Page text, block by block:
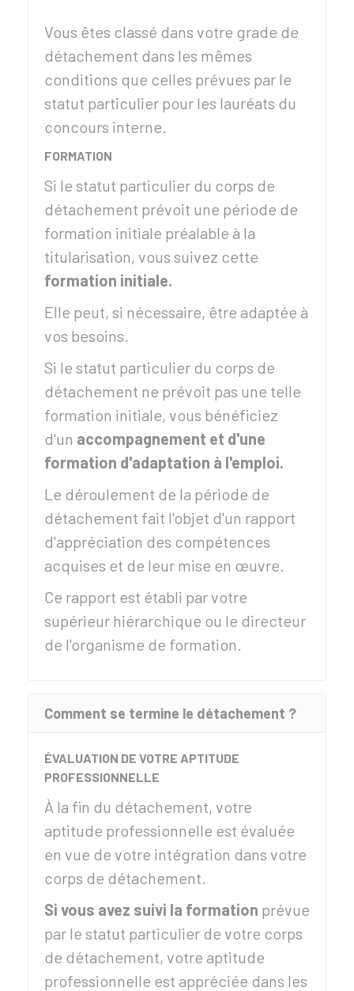
Vous êtes classé dans votre grade de
détachement dans les mêmes
conditions que celles prévues par le
statut particulier pour les lauréats du
concours interne.
FORMATION
Si le statut particulier du corps de
détachement prévoit une période de
formation initiale préalable à la
titularisation, vous suivez cette
formation initiale.
Elle peut, si nécessaire, être adaptée à
vos besoins.
Si le statut particulier du corps de
détachement ne prévoit pas une telle
formation initiale, vous bénéficiez
d'un accompagnement et d'une
formation d'adaptation à l'emploi.
Le déroulement de la période de
détachement fait l'objet d'un rapport
d'appréciation des compétences
acquises et de leur mise en œuvre.
Ce rapport est établi par votre
supérieur hiérarchique ou le directeur
de l'organisme de formation.
Comment se termine le détachement ?
ÉVALUATION DE VOTRE APTITUDE
PROFESSIONNELLE
À la fin du détachement, votre
aptitude professionnelle est évaluée
en vue de votre intégration dans votre
corps de détachement.
Si vous avez suivi la formation prévue
par le statut particulier de votre corps
de détachement, votre aptitude
professionnelle est appréciée dans les